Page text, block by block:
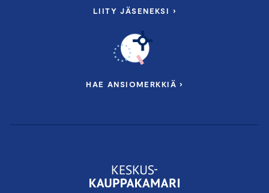
LIITY JÄSENEKSI ›
HAE ANSIOMERKKIÄ ›